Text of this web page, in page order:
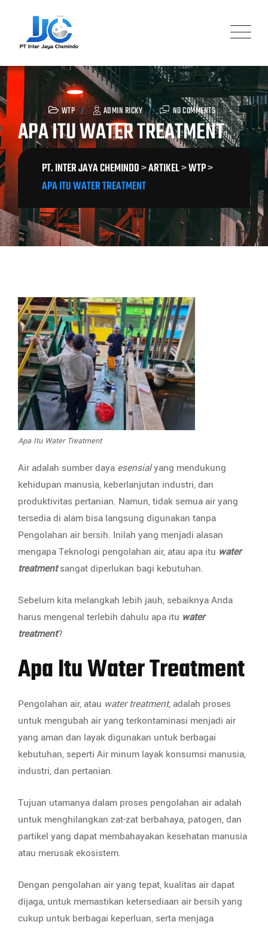
content
WTP ADMIN RICKY NO COMMENTS
APA ITU WATER TREATMENT
PT. INTER JAYA CHEMINDO>ARTIKEL>WTP>
APA ITU WATER TREATMENT
Apa Itu Water Treatment
Air adalah sumber daya esensialyang mendukung
kehidupan manusia, keberlanjutan industri, dan
produktivitas pertanian. Namun, tidak semua air yang
tersedia di alam bisa langsung digunakan tanpa
Pengolahan air bersih. Inilah yang menjadi alasan
mengapa Teknologi pengolahan air, atau apa itu water
treatment sangat diperlukan bagi kebutuhan.
Sebelum kita melangkah lebih jauh, sebaiknya Anda
harus mengenal terlebih dahulu apa itu water
treatment?
Apa Itu Water Treatment
Pengolahan air, atau water treatment, adalah proses
untuk mengubah air yang terkontaminasi menjadi air
yang aman dan layak digunakan untuk berbagai
kebutuhan, seperti Air minum layak konsumsi manusia,
industri, dan pertanian.
Tujuan utamanya dalam proses pengolahan air adalah
untuk menghilangkan zat-zat berbahaya, patogen, dan
partikel yang dapat membahayakan kesehatan manusia
atau merusak ekosistem.
Dengan pengolahan air yang tepat, kualitas air dapat
dijaga, untuk memastikan ketersediaan air bersih yang
cukup untuk berbagai keperluan, serta menjaga